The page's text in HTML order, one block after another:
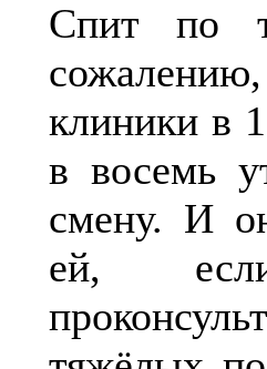
Спит по
клиники в
в восемь
смену. И
ей,